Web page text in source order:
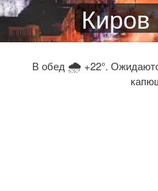
Киров
В обед 🌧 +22°.